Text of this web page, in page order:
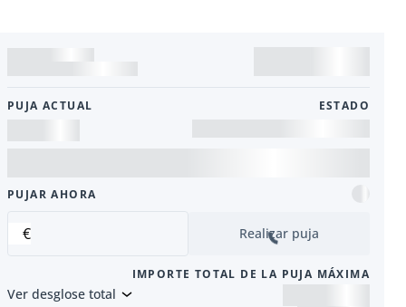
PUJA ACTUAL ESTADO
PUJAR AHORA
€ Realizar puja
IMPORTE TOTAL DE LA PUJA MÁXIMA
Ver desglose total